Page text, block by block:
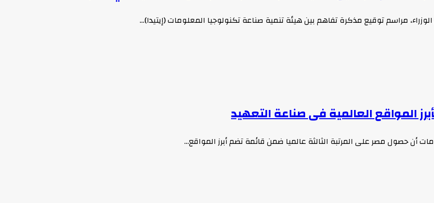
مراسم توقيع مذكرة تفاهم بين هيئة تنمية صناعة تكنولوجيا المعلومات (إيتيدا)…
المواقع العالمية فى صناعة التعهيد
أن حصول مصر على المرتبة الثالثة عالميا ضمن قائمة تضم أبرز المواقع…